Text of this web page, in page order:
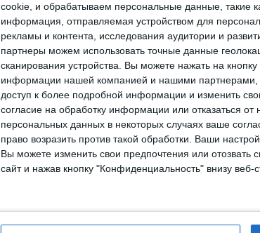
cookie, и обрабатываем персональные данные, такие
информация, отправляемая устройством для
рекламы и контента, исследования аудитории и
партнеры можем использовать точные данные
сканирования устройства. Вы можете нажать на
информации нашей компанией и нашими партнерами,
доступ к более подробной информации и изменить
согласие на обработку информации или отказаться от
персональных данных в некоторых случаях ваше
право возразить против такой обработки. Ваши
Вы можете изменить свои предпочтения или отозвать
сайт и нажав кнопку "Конфиденциальность" внизу веб-